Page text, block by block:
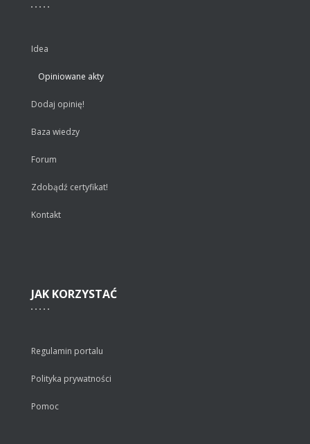
Idea
Opiniowane akty
Dodaj opinię!
Baza wiedzy
Forum
Zdobądź certyfikat!
Kontakt
JAK KORZYSTAĆ
Regulamin portalu
Polityka prywatności
Pomoc